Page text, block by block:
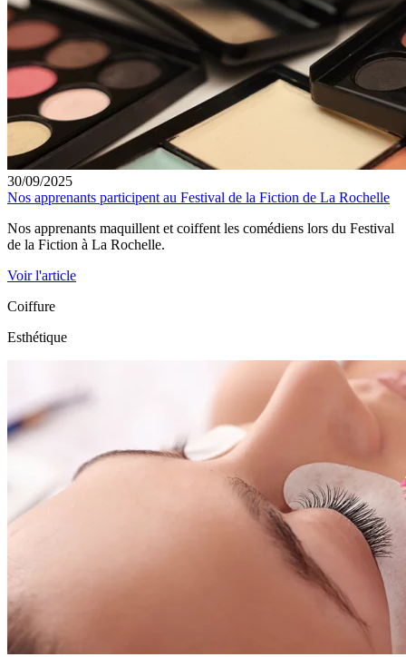
30/09/2025
Nos apprenants participent au Festival de la Fiction de La Rochelle
Nos apprenants maquillent et coiffent les comédiens lors du Festival
de la Fiction à La Rochelle.
Voir l'article
Coiffure
Esthétique